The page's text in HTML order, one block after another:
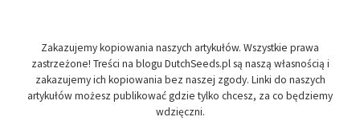
Zakazujemy kopiowania naszych artykułów. Wszystkie prawa
zastrzeżone! Treści na blogu DutchSeeds.pl są naszą własnością i
zakazujemy ich kopiowania bez naszej zgody. Linki do naszych
artykułów możesz publikować gdzie tylko chcesz, za co będziemy
wdzięczni.